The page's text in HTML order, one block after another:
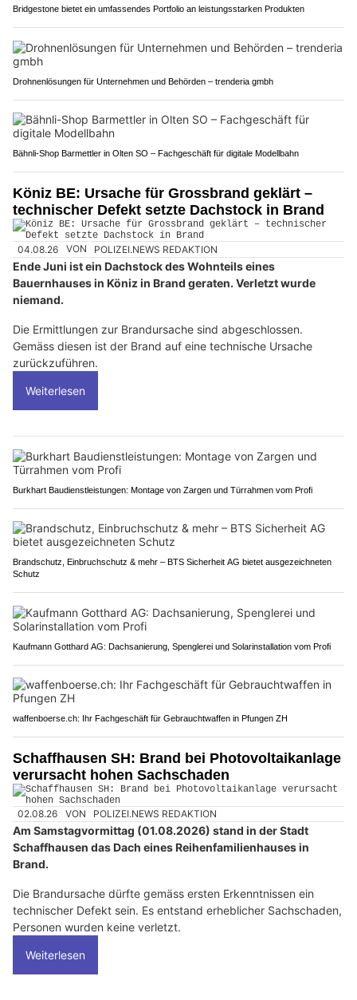
Bridgestone bietet ein umfassendes Portfolio an leistungsstarken Produkten
Drohnenlösungen für Unternehmen und Behörden – trenderia gmbh
Bähnli-Shop Barmettler in Olten SO – Fachgeschäft für digitale Modellbahn
Köniz BE: Ursache für Grossbrand geklärt –
technischer Defekt setzte Dachstock in Brand
04.08.26 VON POLIZEI.NEWS REDAKTION
Ende Juni ist ein Dachstock des Wohnteils eines
Bauernhauses in Köniz in Brand geraten. Verletzt wurde
niemand.
Die Ermittlungen zur Brandursache sind abgeschlossen.
Gemäss diesen ist der Brand auf eine technische Ursache
zurückzuführen.
Weiterlesen
Burkhart Baudienstleistungen: Montage von Zargen und Türrahmen vom Profi
Brandschutz, Einbruchschutz & mehr – BTS Sicherheit AG bietet ausgezeichneten
Schutz
Kaufmann Gotthard AG: Dachsanierung, Spenglerei und Solarinstallation vom Profi
waffenboerse.ch: Ihr Fachgeschäft für Gebrauchtwaffen in Pfungen ZH
Schaffhausen SH: Brand bei Photovoltaikanlage
verursacht hohen Sachschaden
02.08.26 VON POLIZEI.NEWS REDAKTION
Am Samstagvormittag (01.08.2026) stand in der Stadt
Schaffhausen das Dach eines Reihenfamilienhauses in
Brand.
Die Brandursache dürfte gemäss ersten Erkenntnissen ein
technischer Defekt sein. Es entstand erheblicher Sachschaden,
Personen wurden keine verletzt.
Weiterlesen